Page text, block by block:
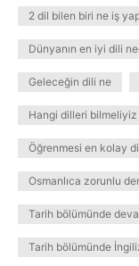
2 dil bilen biri ne iş
Dünyanın en iyi dili
Geleceğin dili ne
Hangi dilleri bilmeliyiz
Öğrenmesi en kolay
Osmanlıca zorunlu
Tarih bölümünde
Tarih bölümünde